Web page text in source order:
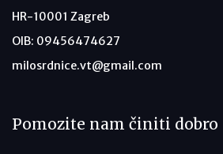
HR-10001 Zagreb
OIB: 09456474627
milosrdnice.vt@gmail.com
Pomozite nam činiti dobro